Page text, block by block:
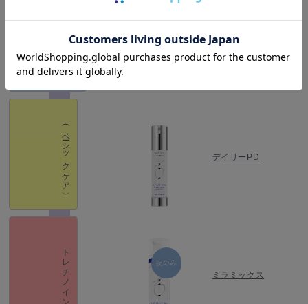
ハイドロキノン ミラミン
(ベーシックケア） デイリーPD
トレチノイン ミラミックス